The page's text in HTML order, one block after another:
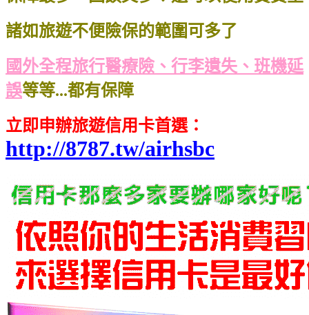
諸如旅遊不便險保的範圍可多了
國外全程旅行醫療險、行李遺失、班機延
誤等等...都有保障
立即申辦旅遊信用卡首選 ：
http://8787.tw/airhsbc